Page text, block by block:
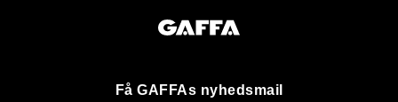
Få GAFFAs nyhedsmail